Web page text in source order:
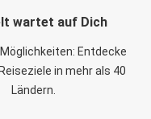
wartet auf Dich
Entdecke
in mehr als 40
Ländern.